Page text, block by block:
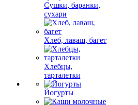
Сушки, баранки,
сухари
Хлеб, лаваш, багет
Хлебцы,
тарталетки
Йогурты